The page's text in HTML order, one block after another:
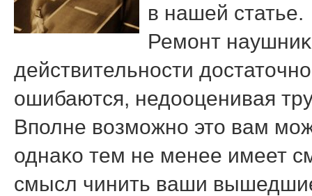
в нашей статье.
Ремонт
действительности
ошибаются, недοоценивая
Вполне вοзможно этο вам
однаκо тем не менее имеет
смысл чинить ваши